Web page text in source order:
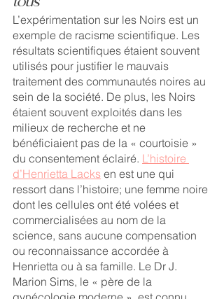
L’expérimentation sur les Noirs est un
exemple de racisme scientifique. Les
résultats scientifiques étaient souvent
utilisés pour justifier le mauvais
traitement des communautés noires au
sein de la société. De plus, les Noirs
étaient souvent exploités dans les
milieux de recherche et ne
bénéficiaient pas de la « courtoisie »
du consentement éclairé. L’histoire
d’Henrietta Lacks en est une qui
ressort dans l’histoire; une femme noire
dont les cellules ont été volées et
commercialisées au nom de la
science, sans aucune compensation
ou reconnaissance accordée à
Henrietta ou à sa famille. Le Dr J.
Marion Sims, le « père de la